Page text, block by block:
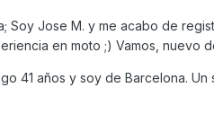
Soy Jose M. y me acabo de
en moto ;) Vamos, nuevo
41 años y soy de Barcelona.